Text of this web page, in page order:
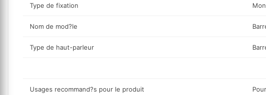
Type de fixation
Nom de mod?le
Type de haut-parleur
Usages recommand?s pour le produit